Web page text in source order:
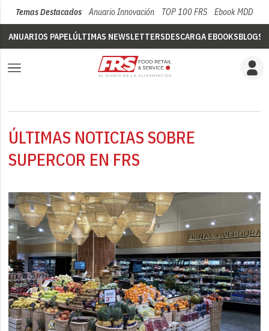
Temas Destacados Anuario Innovación TOP 100 FRS Ebook MDD
ANUARIOS PAPELÚLTIMAS NEWSLETTERSDESCARGA EBOOKSBLOGS
ÚLTIMAS NOTICIAS SOBRE
SUPERCOR EN FRS